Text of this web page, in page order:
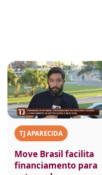
TJ APARECIDA
Move Brasil facilita
financiamento para